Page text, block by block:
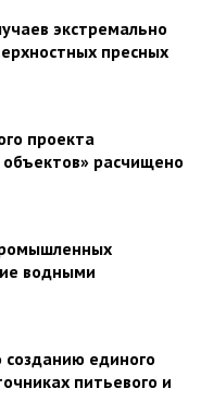
экстремально
пресных
проекта
расчищено
водными
созданию единого
питьевого и